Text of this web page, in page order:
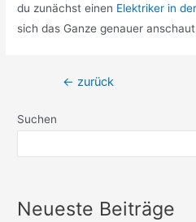
du zunächst einen Elektriker in
sich das Ganze genauer
Beitragsnavigation
← zurück
Suchen
Neueste Beiträge